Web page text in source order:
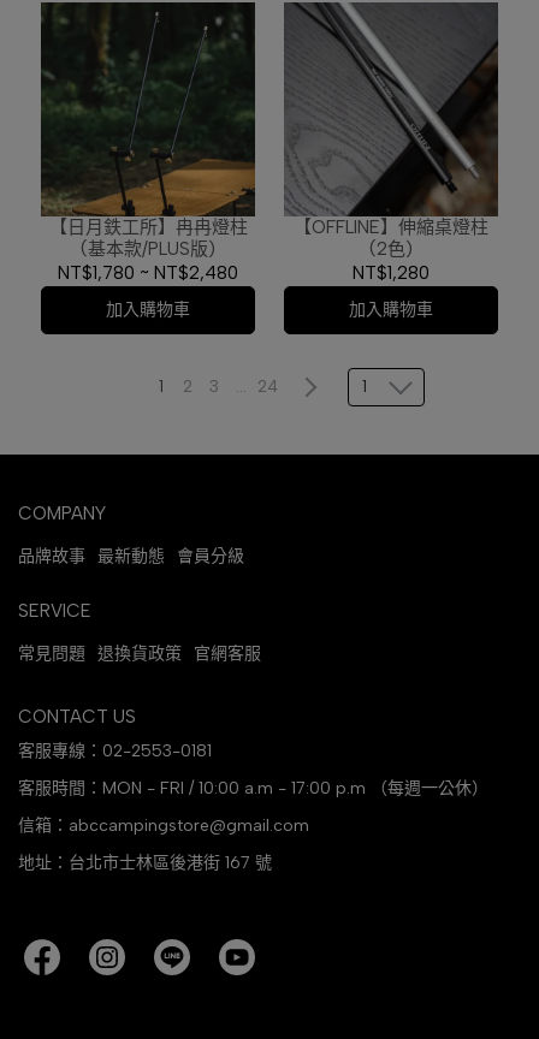
【日月鉄工所】冉冉燈柱
(基本款/PLUS版)
NT$1,780 ~ NT$2,480
加入購物車
【OFFLINE】伸縮桌燈柱
(2色)
NT$1,280
加入購物車
1 2 3 ... 24 1
COMPANY
品牌故事 最新動態 會員分級
SERVICE
常見問題 退換貨政策 官網客服
CONTACT US
客服專線：02-2553-0181
客服時間：MON - FRI / 10:00 a.m - 17:00 p.m （每週一公休）
信箱：abccampingstore@gmail.com
地址：台北市士林區後港街 167 號